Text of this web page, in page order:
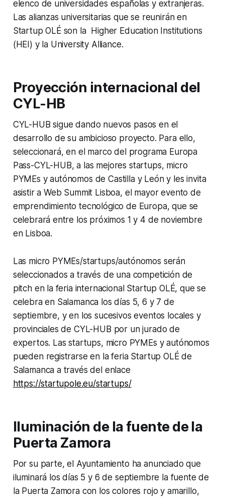
elenco de universidades españolas y extranjeras.
Las alianzas universitarias que se reunirán en
Startup OLÉ son la Higher Education Institutions
(HEI) y la University Alliance.
Proyección internacional del
CYL-HB
CYL-HUB sigue dando nuevos pasos en el
desarrollo de su ambicioso proyecto. Para ello,
seleccionará, en el marco del programa Europa
Pass-CYL-HUB, a las mejores startups, micro
PYMEs y autónomos de Castilla y León y les invita
asistir a Web Summit Lisboa, el mayor evento de
emprendimiento tecnológico de Europa, que se
celebrará entre los próximos 1 y 4 de noviembre
en Lisboa.
Las micro PYMEs/startups/autónomos serán
seleccionados a través de una competición de
pitch en la feria internacional Startup OLÉ, que se
celebra en Salamanca los días 5, 6 y 7 de
septiembre, y en los sucesivos eventos locales y
provinciales de CYL-HUB por un jurado de
expertos. Las startups, micro PYMEs y autónomos
pueden registrarse en la feria Startup OLÉ de
Salamanca a través del enlace
https://startupole.eu/startups/
Iluminación de la fuente de la
Puerta Zamora
Por su parte, el Ayuntamiento ha anunciado que
iluminará los días 5 y 6 de septiembre la fuente de
la Puerta Zamora con los colores rojo y amarillo,